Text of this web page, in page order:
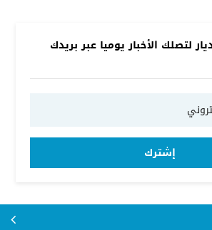
لتصلك الأخبار يوميا عبر بريدك
إشترك